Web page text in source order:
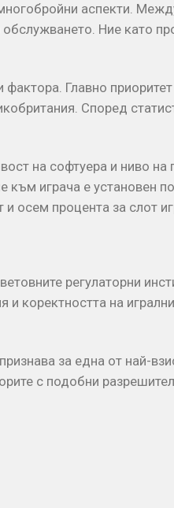
аспекти.
Ние като
Главно
Според
на софтуера и ниво
към играча е установен
осем процента за слот
регулаторни
коректността на
за една от най-
с подобни